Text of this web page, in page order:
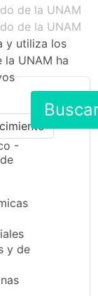
y utiliza los
la UNAM ha
-
y de